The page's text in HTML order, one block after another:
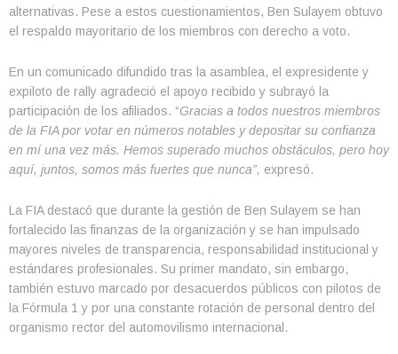
alternativas. Pese a estos cuestionamientos, Ben Sulayem obtuvo
el respaldo mayoritario de los miembros con derecho a voto.
En un comunicado difundido tras la asamblea, el expresidente y
expiloto de rally agradeció el apoyo recibido y subrayó la
participación de los afiliados. “Gracias a todos nuestros miembros
de la FIA por votar en números notables y depositar su confianza
en mí una vez más. Hemos superado muchos obstáculos, pero hoy
aquí, juntos, somos más fuertes que nunca”, expresó.
La FIA destacó que durante la gestión de Ben Sulayem se han
fortalecido las finanzas de la organización y se han impulsado
mayores niveles de transparencia, responsabilidad institucional y
estándares profesionales. Su primer mandato, sin embargo,
también estuvo marcado por desacuerdos públicos con pilotos de
la Fórmula 1 y por una constante rotación de personal dentro del
organismo rector del automovilismo internacional.